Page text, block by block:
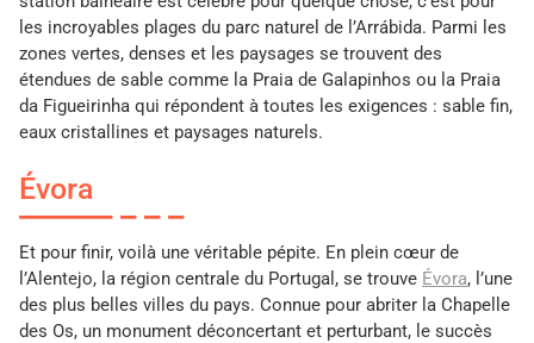
les incroyables plages du parc naturel de l’Arrábida. Parmi les
zones vertes, denses et les paysages se trouvent des
étendues de sable comme la Praia de Galapinhos ou la Praia
da Figueirinha qui répondent à toutes les exigences : sable fin,
eaux cristallines et paysages naturels.
Évora
Et pour finir, voilà une véritable pépite. En plein cœur de
l’Alentejo, la région centrale du Portugal, se trouve Évora, l’une
des plus belles villes du pays. Connue pour abriter la Chapelle
des Os, un monument déconcertant et perturbant, le succès